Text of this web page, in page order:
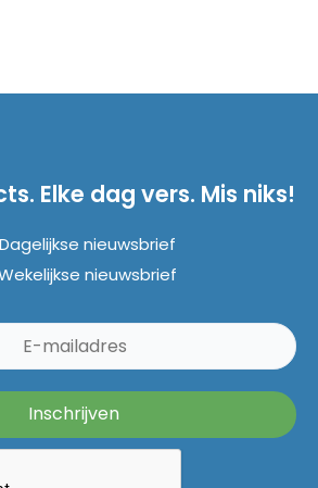
Elke dag vers. Mis niks!
Dagelijkse nieuwsbrief
nieuwsbrief